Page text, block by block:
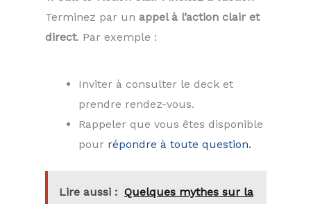
Terminez par un appel à l’action clair et
direct. Par exemple :
Inviter à consulter le deck et
prendre rendez-vous.
Rappeler que vous êtes disponible
pour répondre à toute question.
Lire aussi : Quelques mythes sur la